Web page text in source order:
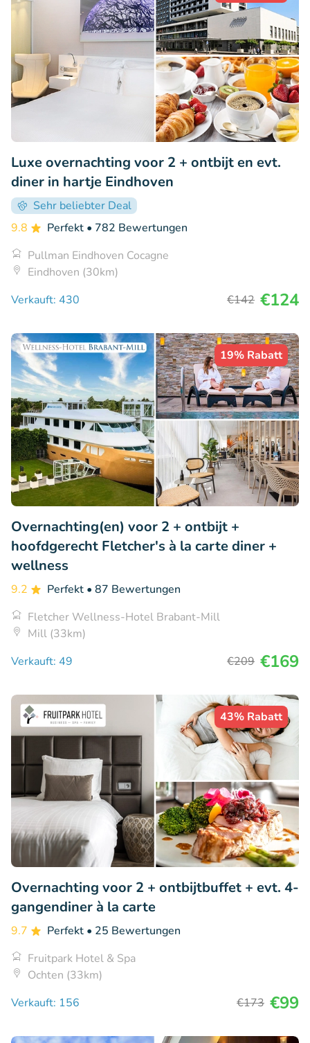
Luxe overnachting voor 2 + ontbijt en evt.
diner in hartje Eindhoven
Sehr beliebter Deal
9.8
Perfekt • 782 Bewertungen
Pullman Eindhoven Cocagne
Eindhoven (30km)
Verkauft: 430
€142 €124
19% Rabatt
Overnachting(en) voor 2 + ontbijt +
hoofdgerecht Fletcher's à la carte diner +
wellness
9.2 Perfekt • 87 Bewertungen
Fletcher Wellness-Hotel Brabant-Mill
Mill (33km)
Verkauft: 49
€209 €169
43% Rabatt
Overnachting voor 2 + ontbijtbuffet + evt. 4-
gangendiner à la carte
9.7 Perfekt • 25 Bewertungen
Fruitpark Hotel & Spa
Ochten (33km)
Verkauft: 156
€173 €99